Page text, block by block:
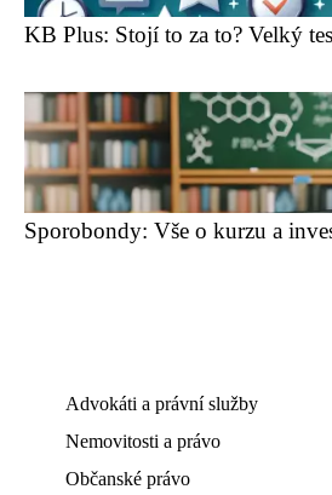
KB Plus: Stojí to za to? Velký
Sporobondy: Vše o kurzu a
Advokáti a právní služby
Nemovitosti a právo
Občanské právo